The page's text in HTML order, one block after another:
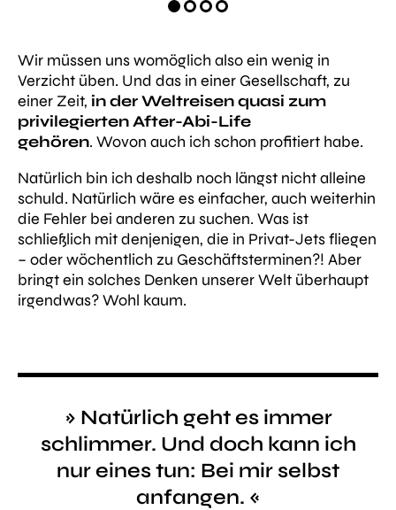
Wir müssen uns womöglich also ein wenig in
Verzicht üben. Und das in einer Gesellschaft, zu
einer Zeit, in der Weltreisen quasi zum
privilegierten After-Abi-Life
gehören. Wovon auch ich schon profitiert habe.
Natürlich bin ich deshalb noch längst nicht alleine
schuld. Natürlich wäre es einfacher, auch weiterhin
die Fehler bei anderen zu suchen. Was ist
schließlich mit denjenigen, die in Privat-Jets fliegen
– oder wöchentlich zu Geschäftsterminen?! Aber
bringt ein solches Denken unserer Welt überhaupt
irgendwas? Wohl kaum.
» Natürlich geht es immer
schlimmer. Und doch kann ich
nur eines tun: Bei mir selbst
anfangen. «